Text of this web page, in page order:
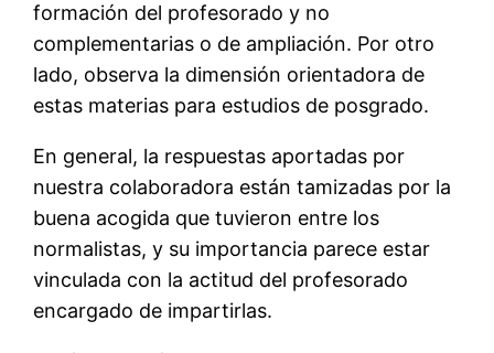
formación del profesorado y no
complementarias o de ampliación. Por otro
lado, observa la dimensión orientadora de
estas materias para estudios de posgrado.
En general, la respuestas aportadas por
nuestra colaboradora están tamizadas por la
buena acogida que tuvieron entre los
normalistas, y su importancia parece estar
vinculada con la actitud del profesorado
encargado de impartirlas.